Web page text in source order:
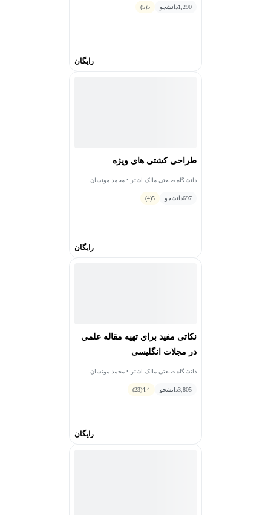
1,290دانشجو 5
(5)
رایگان
طراحی کشتی های ویژه
دانشگاه صنعتی مالک اشتر • محمد مونسان
697دانشجو 5
(4)
رایگان
نکاتی مفيد براي تهيه مقاله علمي
در مجلات انگلیسی
دانشگاه صنعتی مالک اشتر • محمد مونسان
3,805دانشجو 4.4
(23)
رایگان